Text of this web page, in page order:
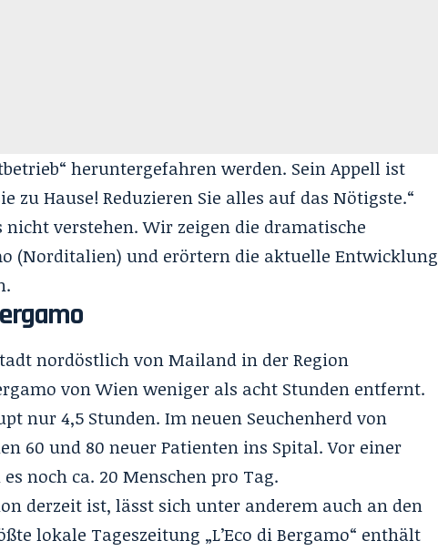
heruntergefahren werden. Sein Appell ist
zu Hause! Reduzieren Sie alles auf das Nötigste.“
nicht verstehen. Wir zeigen die dramatische
(Norditalien) und erörtern die aktuelle Entwicklung
nordöstlich von Mailand in der Region
von Wien weniger als acht Stunden entfernt.
nur 4,5 Stunden. Im neuen Seuchenherd von
60 und 80 neuer Patienten ins Spital. Vor einer
noch ca. 20 Menschen pro Tag.
derzeit ist, lässt sich unter anderem auch an den
lokale Tageszeitung „L’Eco di Bergamo“ enthält